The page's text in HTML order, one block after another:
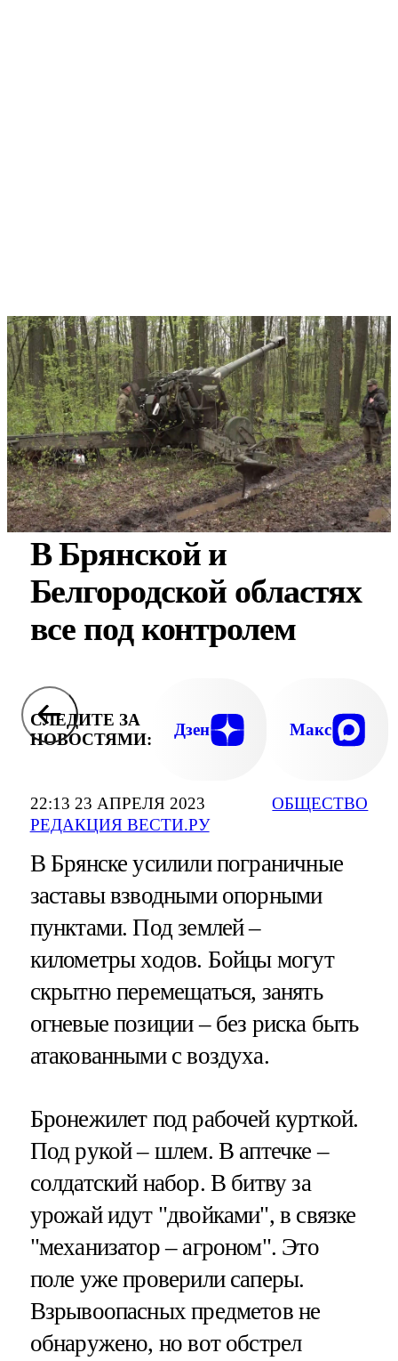
22:13 23 АПРЕЛЯ 2023
РЕДАКЦИЯ ВЕСТИ.РУ
ОБЩЕСТВО
В Брянской и
Белгородской областях
все под контролем
СЛЕДИТЕ ЗА
НОВОСТЯМИ:
Дзен Макс
В Брянске усилили пограничные
заставы взводными опорными
пунктами. Под землей –
километры ходов. Бойцы могут
скрытно перемещаться, занять
огневые позиции – без риска быть
атакованными с воздуха.
Бронежилет под рабочей курткой.
Под рукой – шлем. В аптечке –
солдатский набор. В битву за
урожай идут "двойками", в связке
"механизатор – агроном". Это
поле уже проверили саперы.
Взрывоопасных предметов не
обнаружено, но вот обстрел